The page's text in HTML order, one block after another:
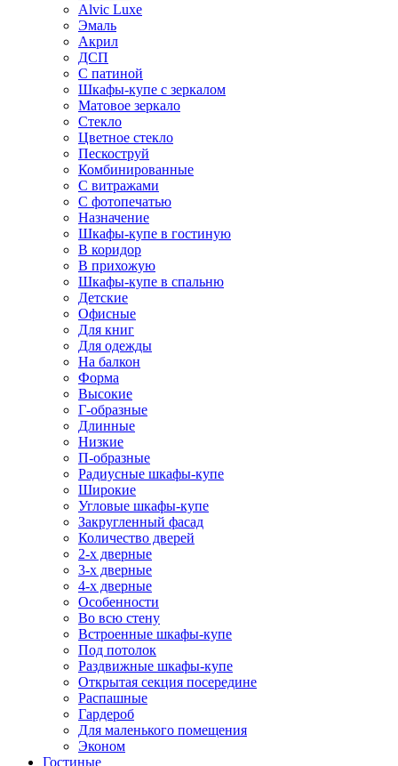
Alvic Luxe
Эмаль
Акрил
ДСП
С патиной
Шкафы-купе с зеркалом
Матовое зеркало
Стекло
Цветное стекло
Пескоструй
Комбинированные
С витражами
С фотопечатью
Назначение
Шкафы-купе в гостиную
В коридор
В прихожую
Шкафы-купе в спальню
Детские
Офисные
Для книг
Для одежды
На балкон
Форма
Высокие
Г-образные
Длинные
Низкие
П-образные
Радиусные шкафы-купе
Широкие
Угловые шкафы-купе
Закругленный фасад
Количество дверей
2-х дверные
3-х дверные
4-х дверные
Особенности
Во всю стену
Встроенные шкафы-купе
Под потолок
Раздвижные шкафы-купе
Открытая секция посередине
Распашные
Гардероб
Для маленького помещения
Эконом
Гостиные